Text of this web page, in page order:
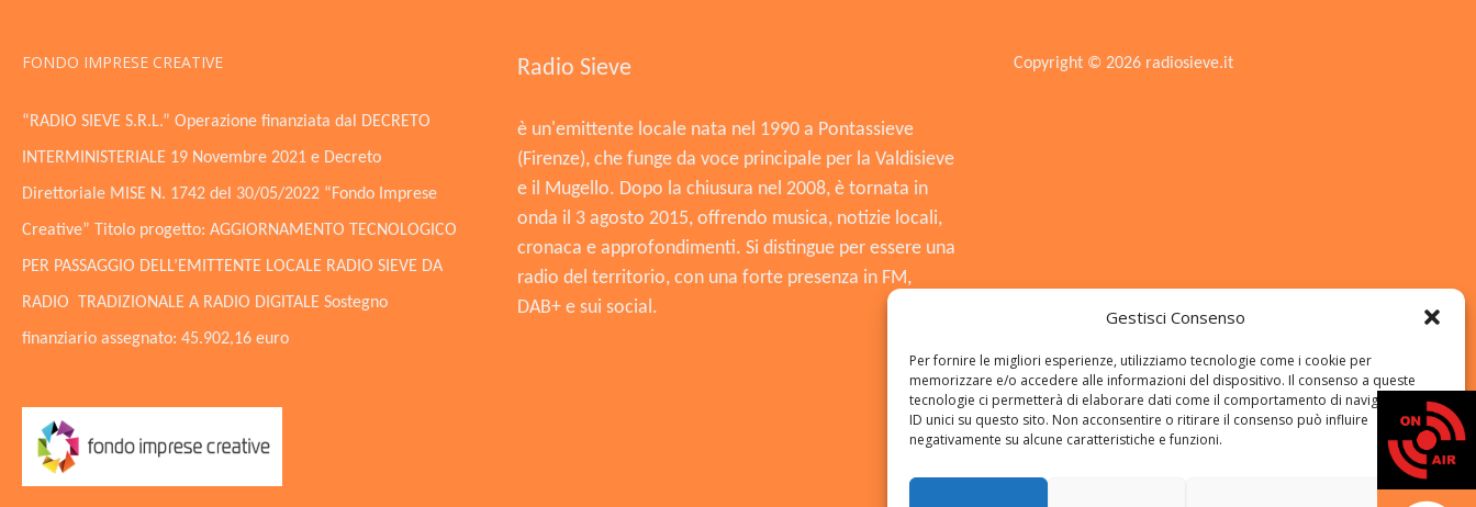
Gestisci Consenso
Per fornire le migliori esperienze, utilizziamo tecnologie come i cookie per
memorizzare e/o accedere alle informazioni del dispositivo. Il consenso a queste
tecnologie ci permetterà di elaborare dati come il comportamento di navigazione o
ID unici su questo sito. Non acconsentire o ritirare il consenso può influire
negativamente su alcune caratteristiche e funzioni.
FONDO IMPRESE CREATIVE
“RADIO SIEVE S.R.L.” Operazione finanziata dal DECRETO
INTERMINISTERIALE 19 Novembre 2021 e Decreto
Direttoriale MISE N. 1742 del 30/05/2022 “Fondo Imprese
Creative” Titolo progetto: AGGIORNAMENTO TECNOLOGICO
PER PASSAGGIO DELL’EMITTENTE LOCALE RADIO SIEVE DA
RADIO TRADIZIONALE A RADIO DIGITALE Sostegno
finanziario assegnato: 45.902,16 euro
Radio Sieve
è un'emittente locale nata nel 1990 a Pontassieve
(Firenze), che funge da voce principale per la Valdisieve
e il Mugello. Dopo la chiusura nel 2008, è tornata in
onda il 3 agosto 2015, offrendo musica, notizie locali,
cronaca e approfondimenti. Si distingue per essere una
radio del territorio, con una forte presenza in FM,
DAB+ e sui social.
Copyright © 2026 radiosieve.it